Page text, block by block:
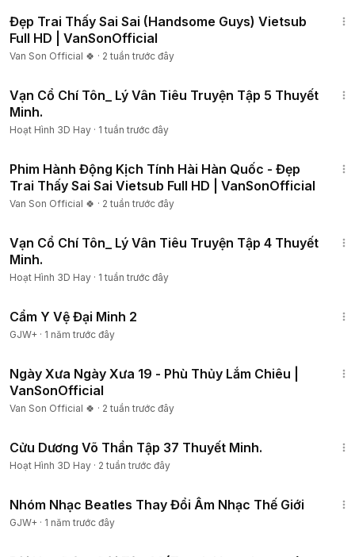
Đẹp Trai Thấy Sai Sai (Handsome Guys) Vietsub
Full HD | VanSonOfficial
Van Son Official 🍀 · 2 tuần trước đây
Vạn Cổ Chí Tôn_ Lý Vân Tiêu Truyện Tập 5 Thuyết
Minh.
Hoạt Hình 3D Hay · 1 tuần trước đây
Phim Hành Động Kịch Tính Hài Hàn Quốc - Đẹp
Trai Thấy Sai Sai Vietsub Full HD | VanSonOfficial
Van Son Official 🍀 · 2 tuần trước đây
Vạn Cổ Chí Tôn_ Lý Vân Tiêu Truyện Tập 4 Thuyết
Minh.
Hoạt Hình 3D Hay · 1 tuần trước đây
Cẩm Y Vệ Đại Minh 2
GJW+ · 1 năm trước đây
Ngày Xưa Ngày Xưa 19 - Phù Thủy Lắm Chiêu |
VanSonOfficial
Van Son Official 🍀 · 2 tuần trước đây
Cửu Dương Võ Thần Tập 37 Thuyết Minh.
Hoạt Hình 3D Hay · 2 tuần trước đây
Nhóm Nhạc Beatles Thay Đổi Âm Nhạc Thế Giới
GJW+ · 1 năm trước đây